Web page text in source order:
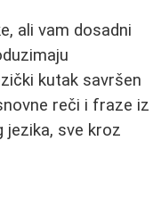
ali vam dosadni
kutak savršen
reči i fraze iz
jezika, sve kroz